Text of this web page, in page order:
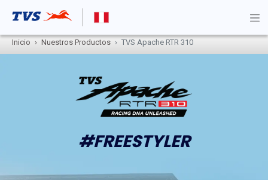
Inicio Nuestros Productos TVS Apache RTR 310
#FREESTYLER